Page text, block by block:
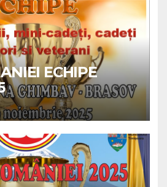
ECHIPE